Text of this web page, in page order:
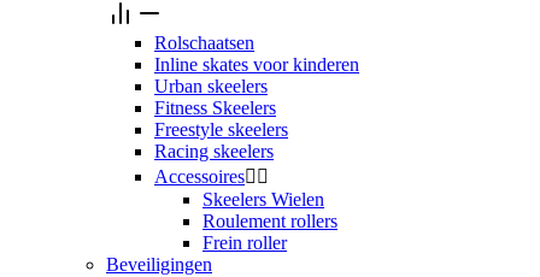
Rolschaatsen
Inline skates voor kinderen
Urban skeelers
Fitness Skeelers
Freestyle skeelers
Racing skeelers
Accessoires 
Skeelers Wielen
Roulement rollers
Frein roller
Beveiligingen